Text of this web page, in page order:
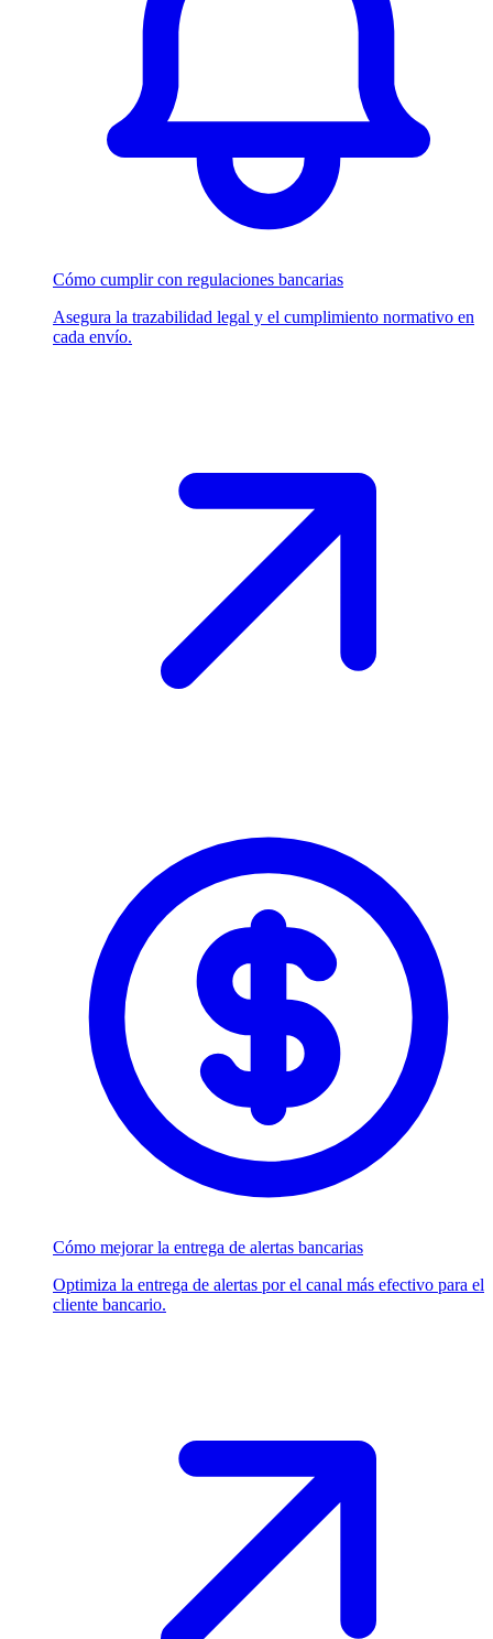
Cómo cumplir con regulaciones bancarias
Asegura la trazabilidad legal y el cumplimiento normativo en
cada envío.
Cómo mejorar la entrega de alertas bancarias
Optimiza la entrega de alertas por el canal más efectivo para el
cliente bancario.